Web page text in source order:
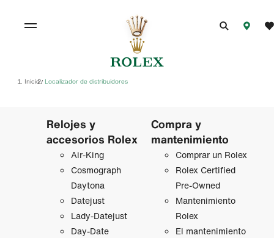
Inicio/ Localizador de distribuidores
Relojes y
accesorios Rolex
Air‑King
Cosmograph
Daytona
Datejust
Lady‑Datejust
Day-Date
Compra y
mantenimiento
Comprar un Rolex
Rolex Certified
Pre-Owned
Mantenimiento
Rolex
El mantenimiento